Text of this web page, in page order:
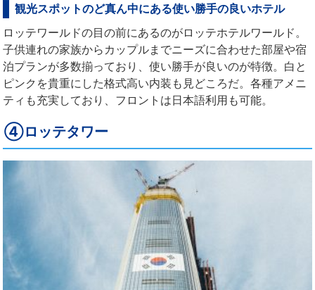
観光スポットのど真ん中にある使い勝手の良いホテル
ロッテワールドの目の前にあるのがロッテホテルワールド。
子供連れの家族からカップルまでニーズに合わせた部屋や宿
泊プランが多数揃っており、使い勝手が良いのが特徴。白と
ピンクを貴重にした格式高い内装も見どころだ。各種アメニ
ティも充実しており、フロントは日本語利用も可能。
④ロッテタワー